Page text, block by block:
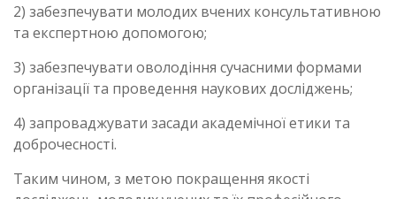
2) забезпечувати молодих вчених консультативною
та експертною допомогою;
3) забезпечувати оволодіння сучасними формами
організації та проведення наукових досліджень;
4) запроваджувати засади академічної етики та
доброчесності.
Таким чином, з метою покращення якості